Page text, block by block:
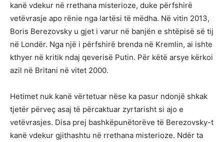
kanë vdekur në rrethana misterioze, duke përfshirë
vetëvrasje apo rënie nga lartësi të mëdha. Në vitin 2013,
Boris Berezovsky u gjet i varur në banjën e shtëpisë së tij
në Londër. Nga një i përfshirë brenda në Kremlin, ai ishte
kthyer në kritik ndaj qeverisë Putin. Për këtë arsye kërkoi
azil në Britani në vitet 2000.
Hetimet nuk kanë vërtetuar nëse ka pasur ndonjë shkak
tjetër përveç asaj të përcaktuar zyrtarisht si ajo e
vetëvrasjes. Disa prej bashkëpunëtorëve të Berezovsky-t
kanë vdekur gjithashtu në rrethana misterioze. Ndër ta